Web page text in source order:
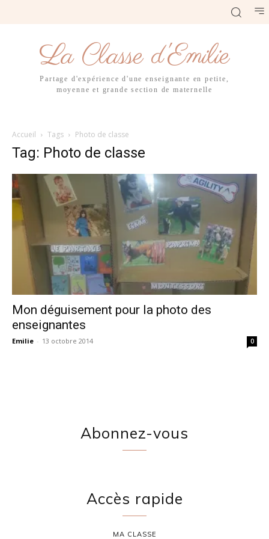
La Classe d'Emilie
Partage d'expérience d'une enseignante en petite,
moyenne et grande section de maternelle
Accueil Tags Photo de classe
Tag: Photo de classe
Mon déguisement pour la photo des
enseignantes
Emilie - 13 octobre 2014 0
Abonnez-vous
Accès rapide
MA CLASSE